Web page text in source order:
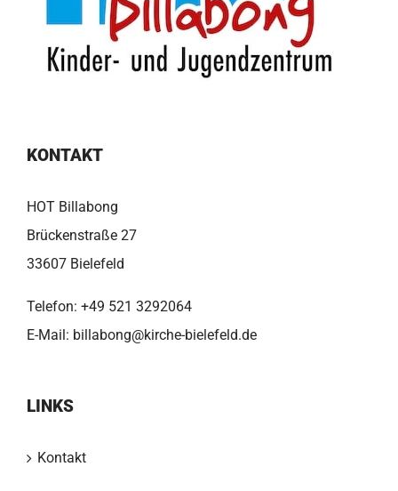
KONTAKT
HOT Billabong
Brückenstraße 27
33607 Bielefeld
Telefon: +49 521 3292064
E-Mail: billabong@kirche-bielefeld.de
LINKS
Kontakt